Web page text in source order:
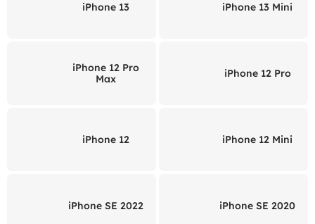
iPhone 13 iPhone 13 Mini
iPhone 12 Pro
Max
iPhone 12 Pro
iPhone 12 iPhone 12 Mini
iPhone SE 2022 iPhone SE 2020